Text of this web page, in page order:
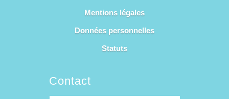
Mentions légales
Données personnelles
Statuts
Contact